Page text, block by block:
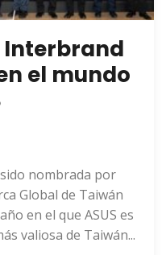
Interbrand
el mundo
nombrada por
Global de Taiwán
en el que ASUS es
valiosa de Taiwán...